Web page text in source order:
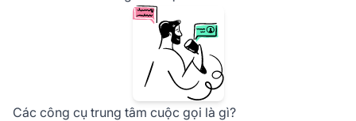
Các công cụ trung tâm cuộc gọi là gì?